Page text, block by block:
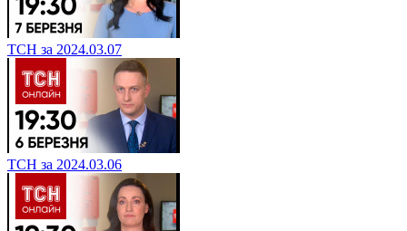
ТСН за 2024.03.07
ТСН за 2024.03.06